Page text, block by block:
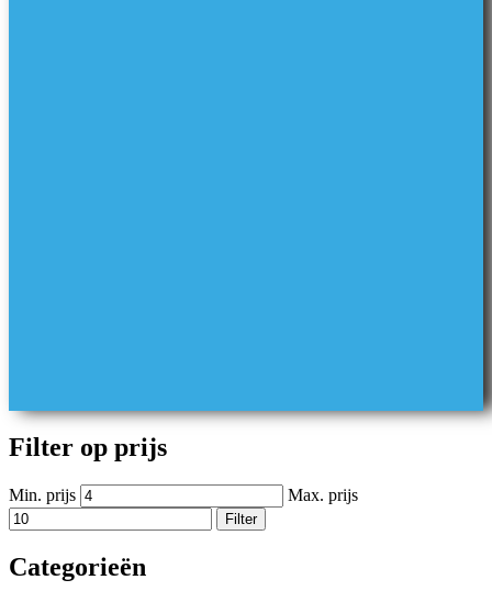
Filter op prijs
Min. prijs Max. prijs
Filter
Categorieën